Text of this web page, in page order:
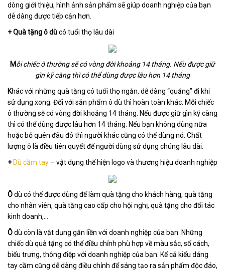
dòng giới thiệu, hình ảnh sản phẩm sẽ giúp doanh nghiệp của bạn
dễ dàng được tiếp cận hơn.
+Quà tặng ô dùcó tuổi thọ lâu dài
Mỗi chiếc ô thường sẽ có vòng đời khoảng 14 tháng. Nếu được giữ
gìn kỹ càng thì có thể dùng được lâu hơn 14 tháng
Khác với những quà tặng có tuổi thọ ngắn, dễ dàng “quăng” đi khi
sử dụng xong. Đối với sản phẩm ô dù thì hoàn toàn khác. Mỗi chiếc
ô thường sẽ có vòng đời khoảng 14 tháng. Nếu được giữ gìn kỹ càng
thì có thể dùng được lâu hơn 14 tháng. Nếu bạn không dùng nữa
hoặc bỏ quên đâu đó thì người khác cũng có thể dùng nó. Chất
lượng ô là điều tiên quyết để người dùng sử dụng chúng lâu dài.
+ Dù cầm tay – vật dụng thể hiện logo và thương hiệu doanh nghiệp
Ôdù có thể được dùng để làm quà tặng cho khách hàng, quà tặng
cho nhân viên, quà tặng cao cấp cho hội nghị, quà tặng cho đối tác
kinh doanh,...
Ôdù còn là vật dụng gắn liền với doanh nghiệp của bạn. Những
chiếc dù quà tặng có thể điều chỉnh phù hợp về màu sắc, số cách,
biểu trưng, thông điệp với doanh nghiệp của bạn. Kể cả kiểu dáng
tay cầm cũng dễ dàng điều chỉnh để sáng tạo ra sản phẩm độc đáo,